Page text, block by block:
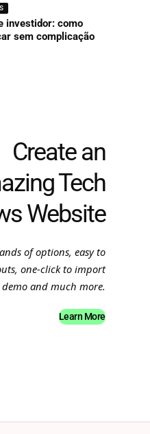
investidor: como
sem complicação
Create an
Tech
Website
of options, easy to
one-click to import
demo and much more.
Learn More